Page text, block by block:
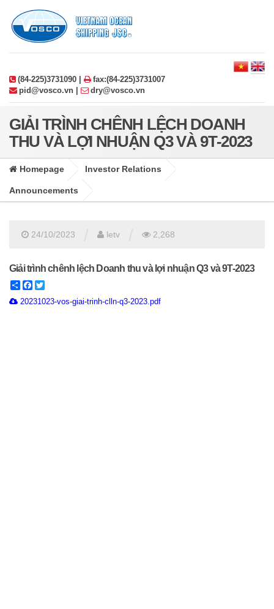
(84-225)3731090 |
fax:(84-225)3731007
pid@vosco.vn |
dry@vosco.vn
GIẢI TRÌNH CHÊNH LỆCH DOANH
THU VÀ LỢI NHUẬN Q3 VÀ 9T-2023
Homepage Investor Relations
Announcements
24/10/2023 letv 2,268
Giải trình chênh lệch Doanh thu và lợi nhuận Q3 và 9T-2023
ShareFacebook
20231023-vos-giai-trinh-clln-q3-2023.pdf